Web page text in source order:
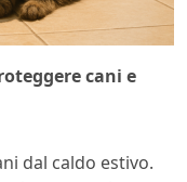
cani e
dal caldo estivo.